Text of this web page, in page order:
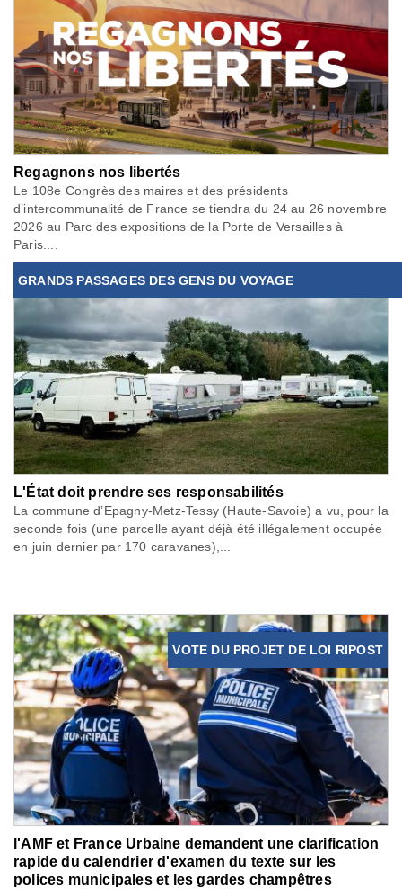
Regagnons nos libertés
Le 108e Congrès des maires et des présidents
d’intercommunalité de France se tiendra du 24 au 26 novembre
2026 au Parc des expositions de la Porte de Versailles à
Paris....
GRANDS PASSAGES DES GENS DU VOYAGE
L'État doit prendre ses responsabilités
La commune d’Epagny-Metz-Tessy (Haute-Savoie) a vu, pour la
seconde fois (une parcelle ayant déjà été illégalement occupée
en juin dernier par 170 caravanes),...
VOTE DU PROJET DE LOI RIPOST
l'AMF et France Urbaine demandent une clarification
rapide du calendrier d'examen du texte sur les
polices municipales et les gardes champêtres